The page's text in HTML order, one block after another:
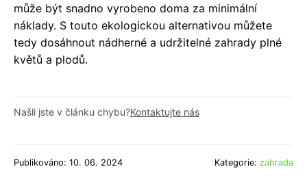
může být snadno vyrobeno doma za minimální
náklady. S touto ekologickou alternativou můžete
tedy dosáhnout nádherné a udržitelné zahrady plné
květů a plodů.
Našli jste v článku chybu?Kontaktujte nás
Publikováno: 10. 06. 2024 Kategorie: zahrada